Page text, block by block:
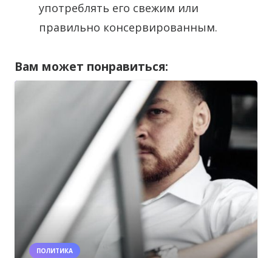
употреблять его свежим или
правильно консервированным.
Вам может понравиться:
ПОЛИТИКА